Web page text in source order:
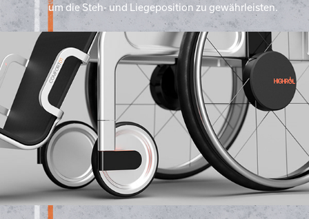
um die Steh- und Liegeposition zu gewährleisten.